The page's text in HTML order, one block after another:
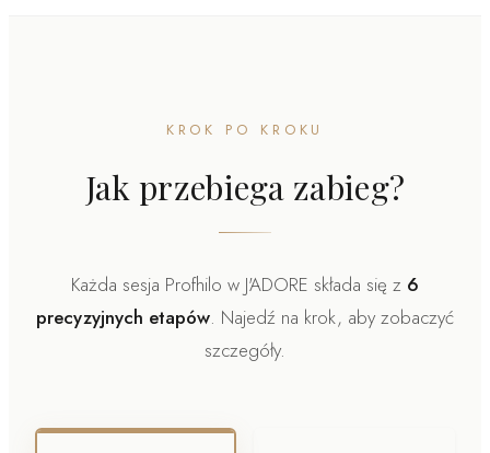
KROK PO KROKU
Jak przebiega zabieg?
Każda sesja Profhilo w J'ADORE składa się z 6
precyzyjnych etapów. Najedź na krok, aby zobaczyć
szczegóły.